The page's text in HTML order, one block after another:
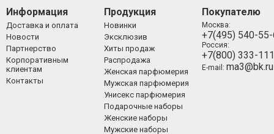
Информация
Доставка и оплата
Новости
Партнерство
Корпоративным
клиентам
Контакты
Продукция
Новинки
Эксклюзив
Хиты продаж
Распродажа
Женская парфюмерия
Мужская парфюмерия
Унисекс парфюмерия
Подарочные наборы
Женские наборы
Мужские наборы
Покупателю
Москва:
+7(495) 540-
Россия:
+7(800) 333-
E-mail: ma3@bk.ru